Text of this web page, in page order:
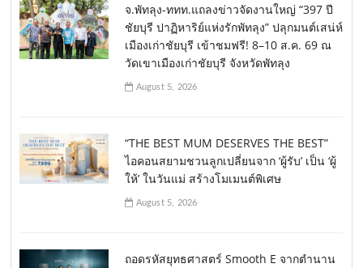
จ.พัทลุง-ททท.แถลงข่าวจัดงานใหญ่ “397 ปี
ชัยบุรี ปาฏิหาริย์แห่งรักพัทลุง” ปลุกมนต์เสน่ห์
เมืองเก่าชัยบุรี เข้าชมฟรี! 8–10 ส.ค. 69 ณ
วัดเขาเมืองเก่าชัยบุรี จังหวัดพัทลุง
August 5, 2026
“THE BEST MUM DESERVES THE BEST”
ไอคอนสยามชวนลูกเปลี่ยนจาก ‘ผู้รับ’ เป็น ‘ผู้
ให้’ ในวันแม่ สร้างโมเมนต์พิเศษ
August 5, 2026
ถอดรหัสยุทธศาสตร์ Smooth E จากตำนาน